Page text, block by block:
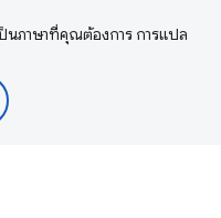
นภาษาที่คุณต้องการ การแปล